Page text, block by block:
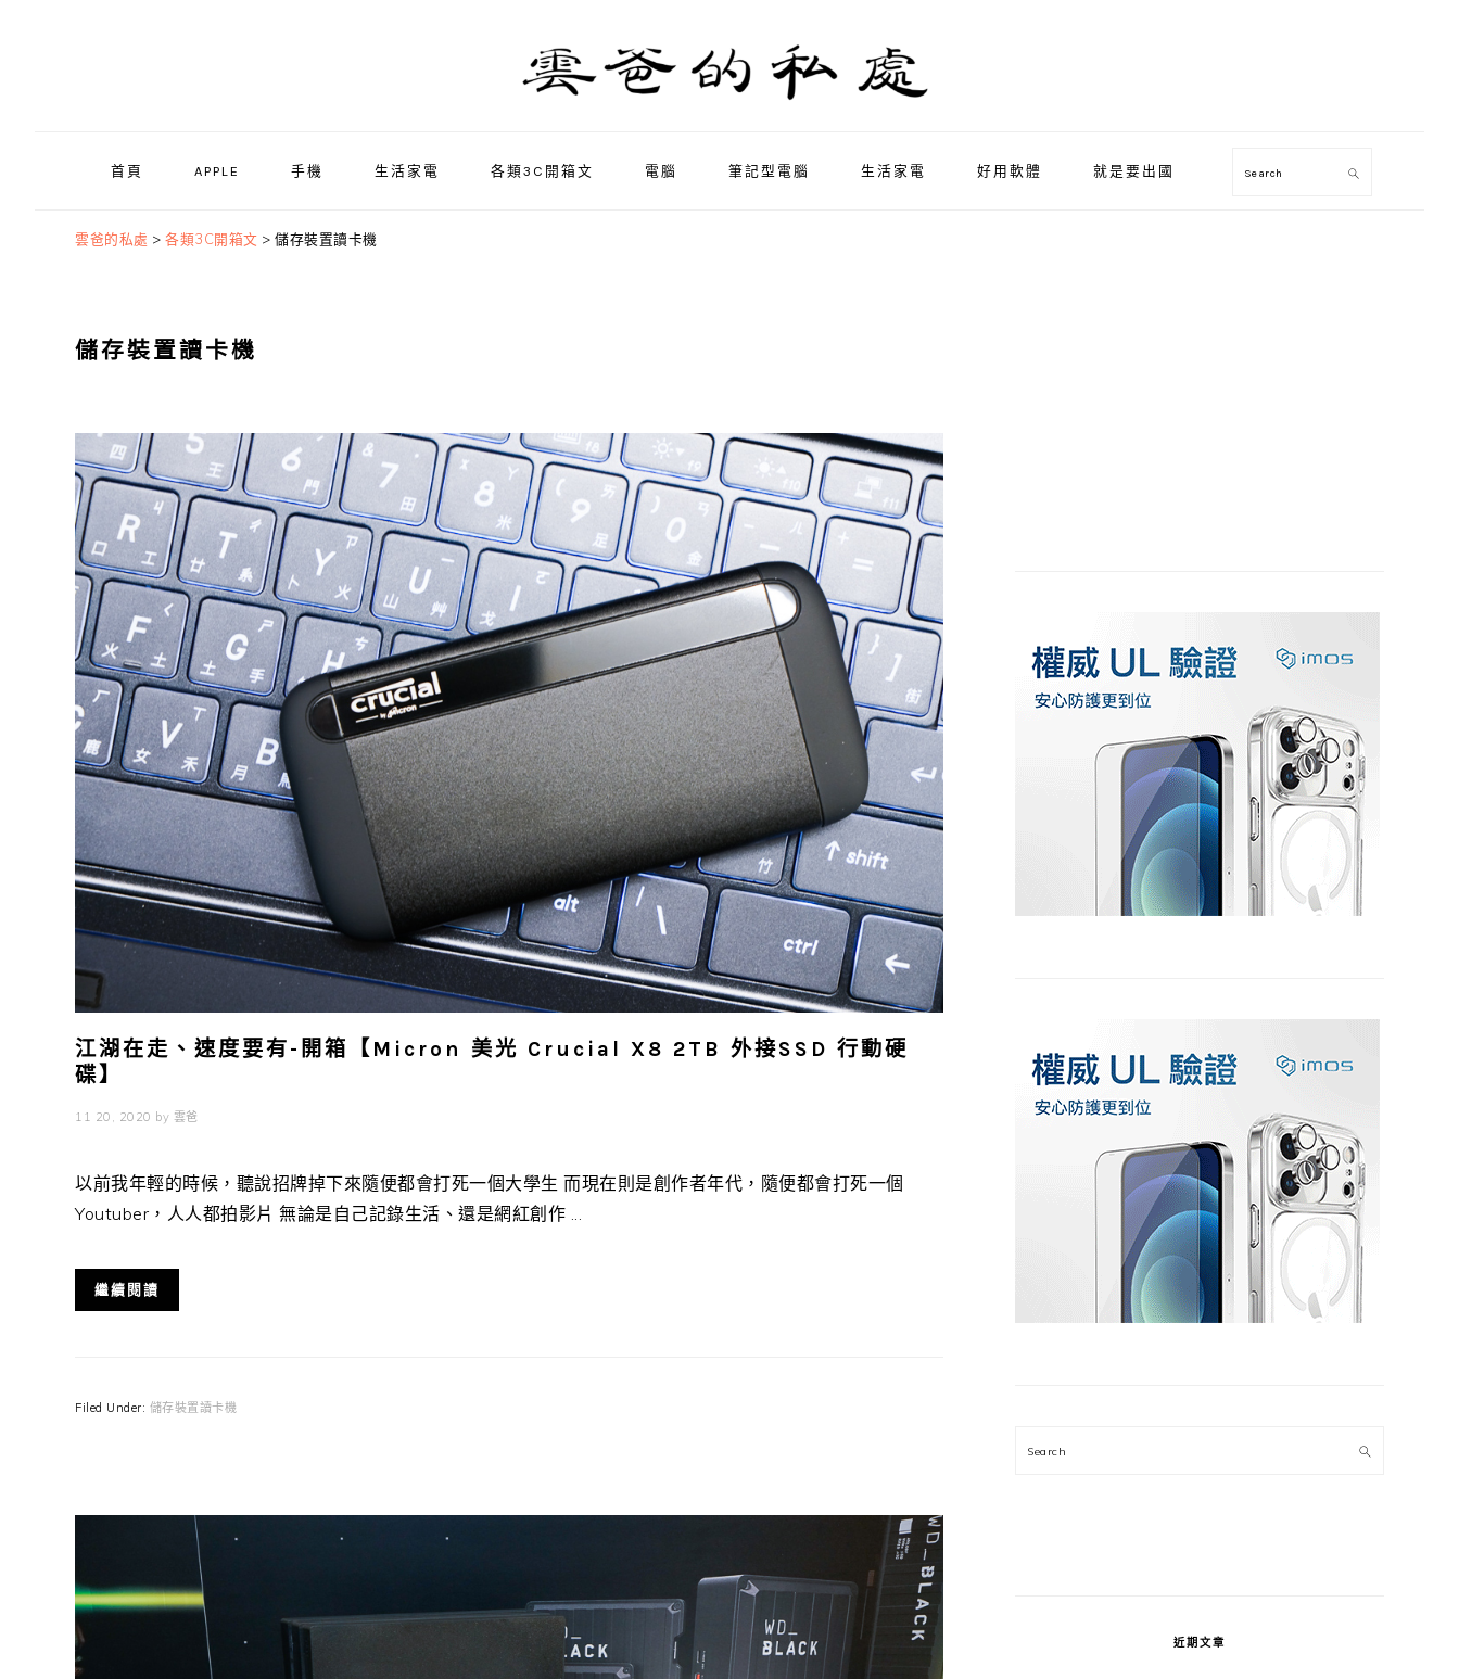
首頁 APPLE 手機 生活家電 各類3C開箱文 電腦 筆記型電腦 生活家電 好用軟體 就是要出國 Search
雲爸的私處 > 各類3C開箱文 > 儲存裝置讀卡機
儲存裝置讀卡機
江湖在走、速度要有-開箱【Micron 美光 Crucial X8 2TB 外接SSD 行動硬
碟】
11 20, 2020 by 雲爸
以前我年輕的時候，聽說招牌掉下來隨便都會打死一個大學生 而現在則是創作者年代，隨便都會打死一個
Youtuber，人人都拍影片 無論是自己記錄生活、還是網紅創作 ...
繼續閱讀
Filed Under: 儲存裝置讀卡機
Search
近期文章